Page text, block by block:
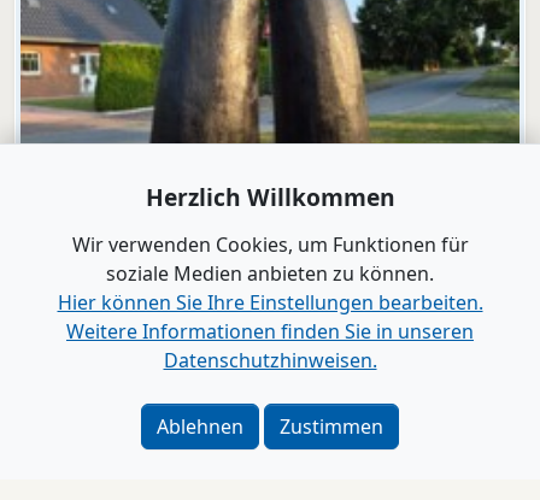
Ochsenweg
Herzlich Willkommen
Wir verwenden Cookies, um Funktionen für
soziale Medien anbieten zu können.
Hier können Sie Ihre Einstellungen bearbeiten.
Weitere Informationen finden Sie in unseren
Datenschutzhinweisen.
Ablehnen Zustimmen